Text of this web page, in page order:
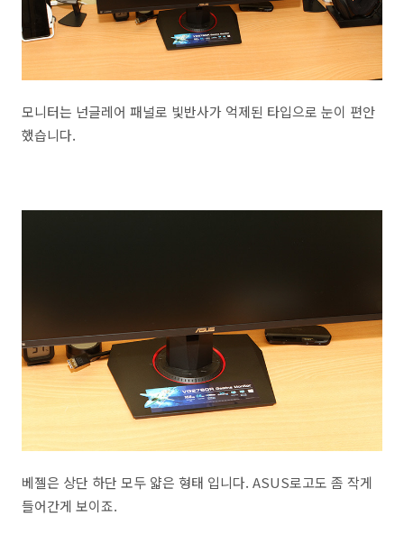
모니터는 넌글레어 패널로 빛반사가 억제된 타입으로 눈이 편안
했습니다.
베젤은 상단 하단 모두 얇은 형태 입니다. ASUS로고도 좀 작게
들어간게 보이죠.